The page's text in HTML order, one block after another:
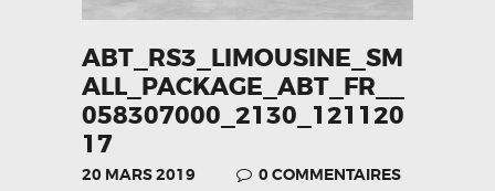
ABT_RS3_LIMOUSINE_SM
ALL_PACKAGE_ABT_FR__
058307000_2130_121120
17
20 MARS 2019 0 COMMENTAIRES